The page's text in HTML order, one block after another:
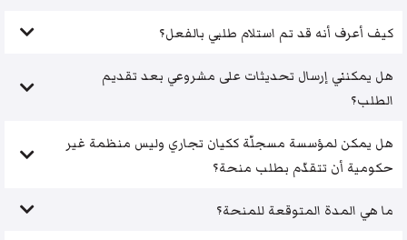
كيف أعرف أنه قد تم استلام طلبي بالفعل؟
هل يمكنني إرسال تحديثات على مشروعي بعد تقديم
الطلب؟
هل يمكن لمؤسسة مسجلّة ككيان تجاري وليس منظمة غير
حكومية أن تتقدّم بطلب منحة؟
ما هي المدة المتوقعة للمنحة؟